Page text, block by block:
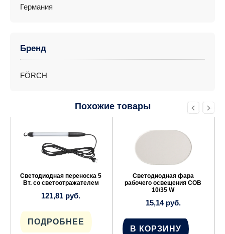
Германия
Бренд
FÖRCH
Похожие товары
Светодиодная переноска 5
Вт. со светоотражателем
121,81 руб.
ПОДРОБНЕЕ
Светодиодная фара
рабочего освещения COB
10/35 W
15,14 руб.
В КОРЗИНУ